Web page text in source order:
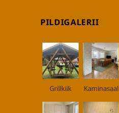
PILDIGALERII
Grillkiik Kaminasaal